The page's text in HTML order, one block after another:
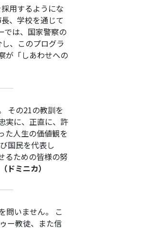
用するようにな
、学校を通じて
では、国家警察の
、このプログラ
が「しあわせへの
その21の教訓を
実に、正直に、許
た人生の価値観を
国民を代表し
るための皆様の努
ドミニカ）
問いません。 こ
ー教徒、また信